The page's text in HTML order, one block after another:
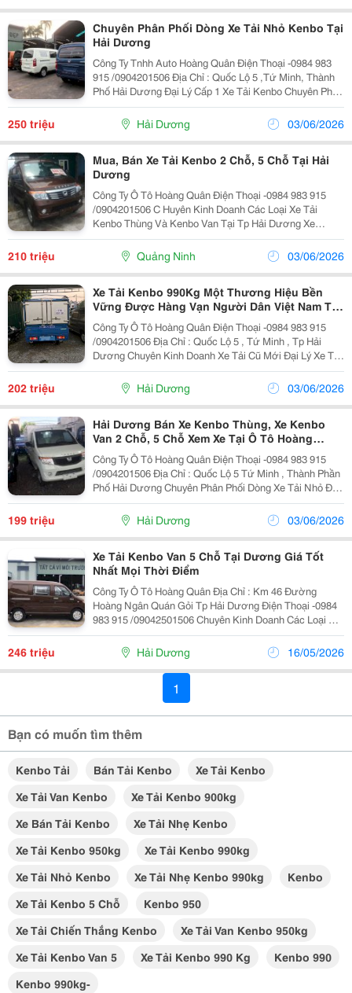
Chuyên Phân Phối Dòng Xe Tải Nhỏ Kenbo Tại
Hải Dương
Công Ty Tnhh Auto Hoàng Quân Điện Thoại -0984 983
915 /0904201506 Địa Chỉ : Quốc Lộ 5 ,Tứ Minh, Thành
Phố Hải Dương Đại Lý Cấp 1 Xe Tải Kenbo Chuyên Phân
Phối Dòng Xe Tải Nhỏ Kenbo 2 Chỗ, Kenbo 5 Chỗ,
Kenbo Van , Xe Kenbo Thùng Kín, Thùng Lửng...
250 triệu Hải Dương 03/06/2026
Mua, Bán Xe Tải Kenbo 2 Chỗ, 5 Chỗ Tại Hải
Dương
Công Ty Ô Tô Hoàng Quân Điện Thoại -0984 983 915
/0904201506 C Huyên Kinh Doanh Các Loại Xe Tải
Kenbo Thùng Và Kenbo Van Tại Tp Hải Dương Xe
Kenbo Tải Thùng 990Kg Được Khai Thác Trên Công
Nghệ Nhật Bản Và Tiêu Chuẩn Châu Âu Hàng Năm Số
Lượng...
210 triệu Quảng Ninh 03/06/2026
Xe Tải Kenbo 990Kg Một Thương Hiệu Bền
Vững Được Hàng Vạn Người Dân Việt Nam Tin
Dùng
Công Ty Ô Tô Hoàng Quân Điện Thoại -0984 983 915
/0904201506 Địa Chỉ : Quốc Lộ 5 , Tứ Minh , Tp Hải
Dương Chuyên Kinh Doanh Xe Tải Cũ Mới Đại Lý Xe Tải
Kenbo Tại Hải Dương Xe Tải Kenbo Luôn Đồng Hành
Cùng Quý Khách Xe Tải Kenbo 990Kg...
202 triệu Hải Dương 03/06/2026
Hải Dương Bán Xe Kenbo Thùng, Xe Kenbo
Van 2 Chỗ, 5 Chỗ Xem Xe Tại Ô Tô Hoàng
Quân Hải Dương
Công Ty Ô Tô Hoàng Quân Điện Thoại -0984 983 915
/0904201506 Địa Chỉ : Quốc Lộ 5 Tứ Minh , Thành Phần
Phố Hải Dương Chuyên Phân Phối Dòng Xe Tải Nhỏ Đại
Lý Xe Tải Kenbo Tại Hải Dương Xe Tải Kenbo 990Kg
Luôn Đồng Hành Cùng Quý Khách Trọng...
199 triệu Hải Dương 03/06/2026
Xe Tải Kenbo Van 5 Chỗ Tại Dương Giá Tốt
Nhất Mọi Thời Điểm
Công Ty Ô Tô Hoàng Quân Địa Chỉ : Km 46 Đường
Hoàng Ngân Quán Gỏi Tp Hải Dương Điện Thoại -0984
983 915 /09042501506 Chuyên Kinh Doanh Các Loại Xe
Tải Nhỏ Kenbo Tải Van 5 Chỗ, Kenbo Tải Thùng 990Kg,
Kenbo Tải Thùng Kín, Xe Kenbo Tải Thùng Bạt ...
246 triệu Hải Dương 16/05/2026
1
Bạn có muốn tìm thêm
Kenbo Tải Bán Tải Kenbo
Xe Tải Kenbo
Xe Tải Van Kenbo
Xe Tải Kenbo 900kg
Xe Bán Tải Kenbo
Xe Tải Nhẹ Kenbo
Xe Tải Kenbo 950kg
Xe Tải Kenbo 990kg
Xe Tải Nhỏ Kenbo
Xe Tải Nhẹ Kenbo 990kg
Kenbo
Xe Tải Kenbo 5 Chỗ
Kenbo 950
Xe Tải Chiến Thắng Kenbo
Xe Tải Van Kenbo 950kg
Xe Tải Kenbo Van 5
Xe Tải Kenbo 990 Kg
Kenbo 990
Kenbo 990kg-